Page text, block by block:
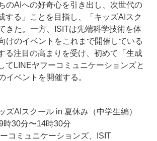
のAIへの好奇心を引き出し、次世代の
する」ことを目指し、「キッズAIスク
きた。一方、ISITは先端科学技術を体
けのイベントをこれまで開催している
る注目の高まりを受け、初めて「生成
てLINEヤフーコミュニケーションズと
イベントを開催する。
ズAIスクール in 夏休み（中学生編）
30分〜14時30分
コミュニケーションズ、ISIT